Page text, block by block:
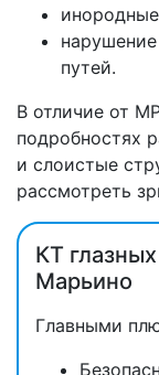
путей.
В отличие от
подробностях
и слоистые
рассмотреть
КТ
Марьино
Главными